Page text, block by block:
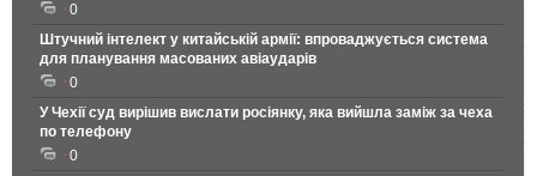
0
Штучний інтелект у китайській армії: впроваджується система
для планування масованих авіаударів
0
У Чехії суд вирішив вислати росіянку, яка вийшла заміж за чеха
по телефону
0